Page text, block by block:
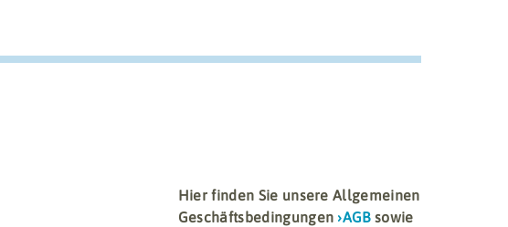
Hier finden Sie unsere Allgemeinen
Geschäftsbedingungen ›AGBsowie